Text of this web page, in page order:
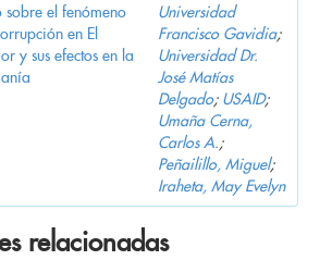
sobre el fenómeno
en El
y sus efectos en la
Universidad
Francisco Gavidia;
Universidad Dr.
José Matías
Delgado; USAID;
Umaña Cerna,
Carlos A.;
Peñailillo, Miguel;
Iraheta, May Evelyn
relacionadas